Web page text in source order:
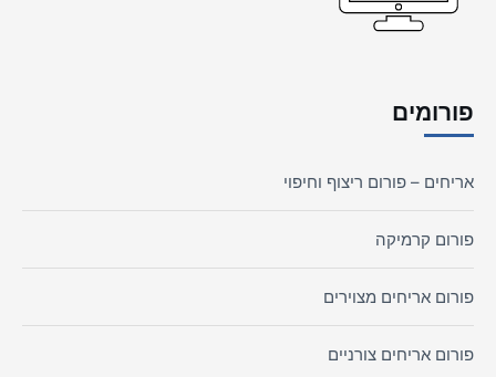
פורומים
אריחים – פורום ריצוף וחיפוי
פורום קרמיקה
פורום אריחים מצוירים
פורום אריחים צורניים